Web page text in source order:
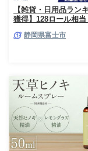
【雑貨・日用品ラン
獲得】128ロール相
ー ダブル プレミアム
ロール (12R×8パッ
指定可能 1.3倍巻き
ーパー 人気 おすすめ
012]
静岡県富士市